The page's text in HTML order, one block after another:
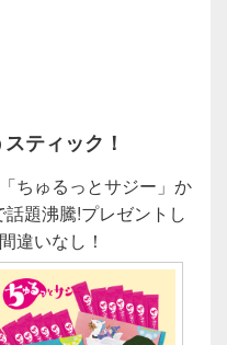
ティック！
ちゅるっとサジー」か
題沸騰!プレゼントし
違いなし！